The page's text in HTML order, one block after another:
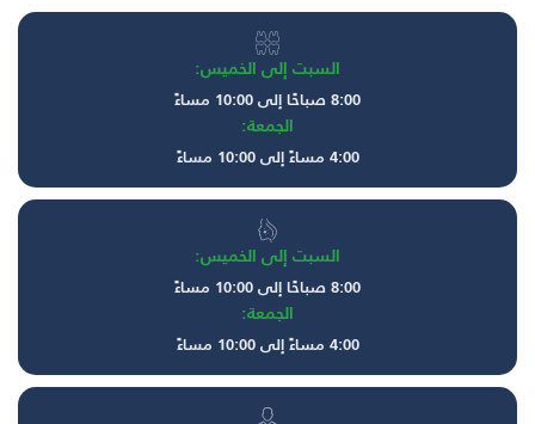
السبت إلى الخميس:
8:00 صباحًا إلى 10:00 مساءً
الجمعة:
4:00 مساءً إلى 10:00 مساءً
السبت إلى الخميس:
8:00 صباحًا إلى 10:00 مساءً
الجمعة:
4:00 مساءً إلى 10:00 مساءً